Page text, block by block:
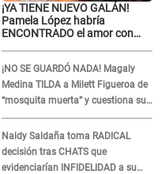
¡YA TIENE NUEVO GALÁN!
Pamela López habría
ENCONTRADO el amor con
¡NO SE GUARDÓ NADA! Magaly
Medina TILDA a Milett Figueroa de
“mosquita muerta” y cuestiona su
RECONCILIACIÓN con Marcelo
Tinelli en TV argentina
Naldy Saldaña toma RADICAL
decisión tras CHATS que
evidenciarían INFIDELIDAD a su